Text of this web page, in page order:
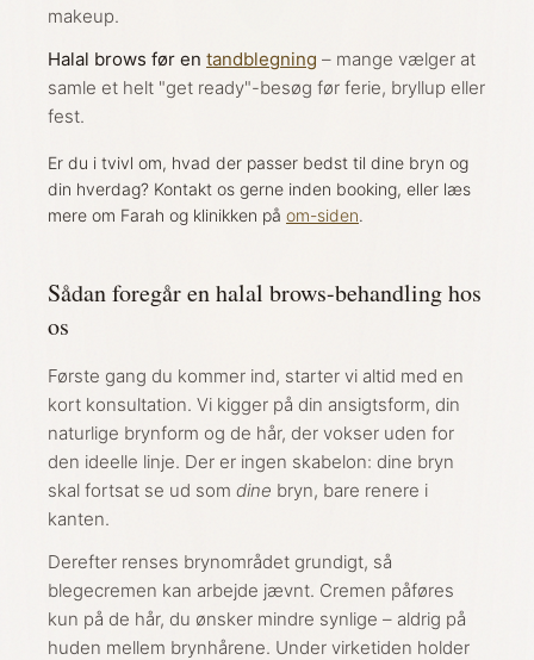
makeup.
Halal brows før en tandblegning – mange vælger at
samle et helt "get ready"-besøg før ferie, bryllup eller
fest.
Er du i tvivl om, hvad der passer bedst til dine bryn og
din hverdag? Kontakt os gerne inden booking, eller læs
mere om Farah og klinikken på om-siden.
Sådan foregår en halal brows-behandling hos
os
Første gang du kommer ind, starter vi altid med en
kort konsultation. Vi kigger på din ansigtsform, din
naturlige brynform og de hår, der vokser uden for
den ideelle linje. Der er ingen skabelon: dine bryn
skal fortsat se ud som dine bryn, bare renere i
kanten.
Derefter renses brynområdet grundigt, så
blegecremen kan arbejde jævnt. Cremen påføres
kun på de hår, du ønsker mindre synlige – aldrig på
huden mellem brynhårene. Under virketiden holder